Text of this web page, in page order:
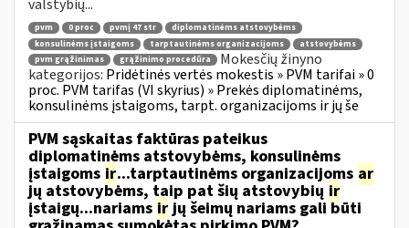
valstybių...
pvm 0 proc pvmį 47 str
diplomatinėms atstovybėms
konsulinėms įstaigoms
tarptautinėms organizacijoms
atstovybėms
pvm grąžinimas
grąžinimo procedūra
Mokesčių žinyno
kategorijos: Pridėtinės vertės mokestis » PVM tarifai » 0
proc. PVM tarifas (VI skyrius) » Prekės diplomatinėms,
konsulinėms įstaigoms, tarpt. organizacijoms ir jų še
PVM sąskaitas faktūras pateikus
diplomatinėms atstovybėms, konsulinėms
įstaigoms ir...tarptautinėms organizacijoms ar
jų atstovybėms, taip pat šių atstovybių ir
įstaigų...nariams irjų šeimų nariams gali būti